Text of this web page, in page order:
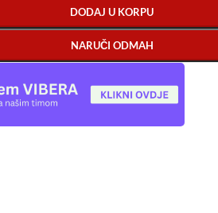
DODAJ U KORPU
NARUČI ODMAH